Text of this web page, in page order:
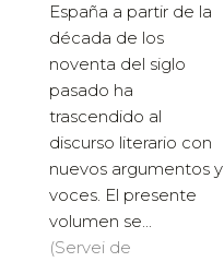
España a partir de la
década de los
noventa del siglo
pasado ha
trascendido al
discurso literario con
nuevos argumentos y
voces. El presente
volumen se...
(Servei de